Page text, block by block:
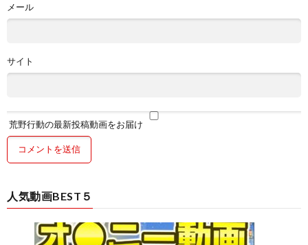
メール
サイト
荒野行動の最新投稿動画をお届け
人気動画BEST５